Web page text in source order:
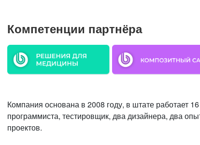
Компетенции партнёра
Компания основана в 2008 году, в штате работает
программиста, тестировщик, два дизайнера, два
проектов.